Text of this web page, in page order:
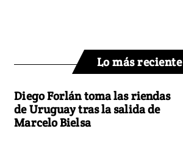
Lo más reciente
Diego Forlán toma las riendas
de Uruguay tras la salida de
Marcelo Bielsa